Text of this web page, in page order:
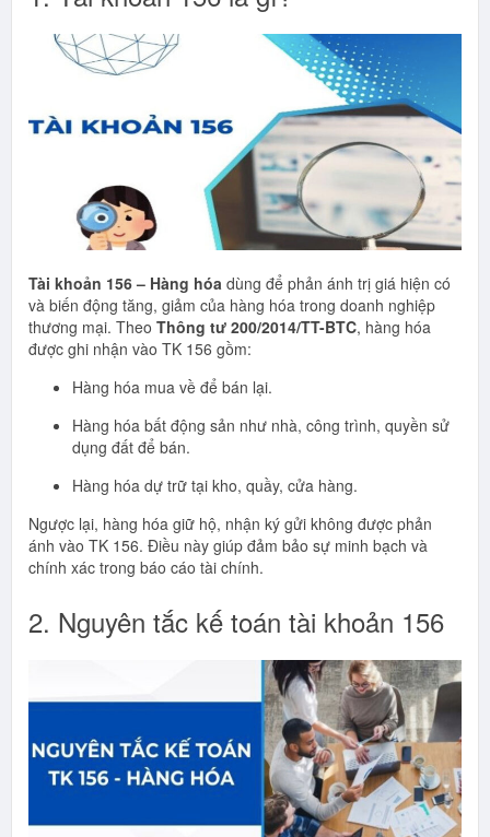
Tài khoản 156 – Hàng hóa dùng để phản ánh trị giá hiện có
và biến động tăng, giảm của hàng hóa trong doanh nghiệp
thương mại. Theo Thông tư 200/2014/TT-BTC, hàng hóa
được ghi nhận vào TK 156 gồm:
Hàng hóa mua về để bán lại.
Hàng hóa bất động sản như nhà, công trình, quyền sử
dụng đất để bán.
Hàng hóa dự trữ tại kho, quầy, cửa hàng.
Ngược lại, hàng hóa giữ hộ, nhận ký gửi không được phản
ánh vào TK 156. Điều này giúp đảm bảo sự minh bạch và
chính xác trong báo cáo tài chính.
2. Nguyên tắc kế toán tài khoản 156